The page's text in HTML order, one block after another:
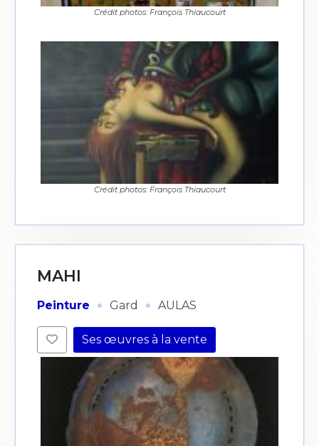
Crédit photos: François Thiaucourt
Crédit photos: François Thiaucourt
MAHI
Peinture · Gard · AULAS
Ses œuvres à la vente